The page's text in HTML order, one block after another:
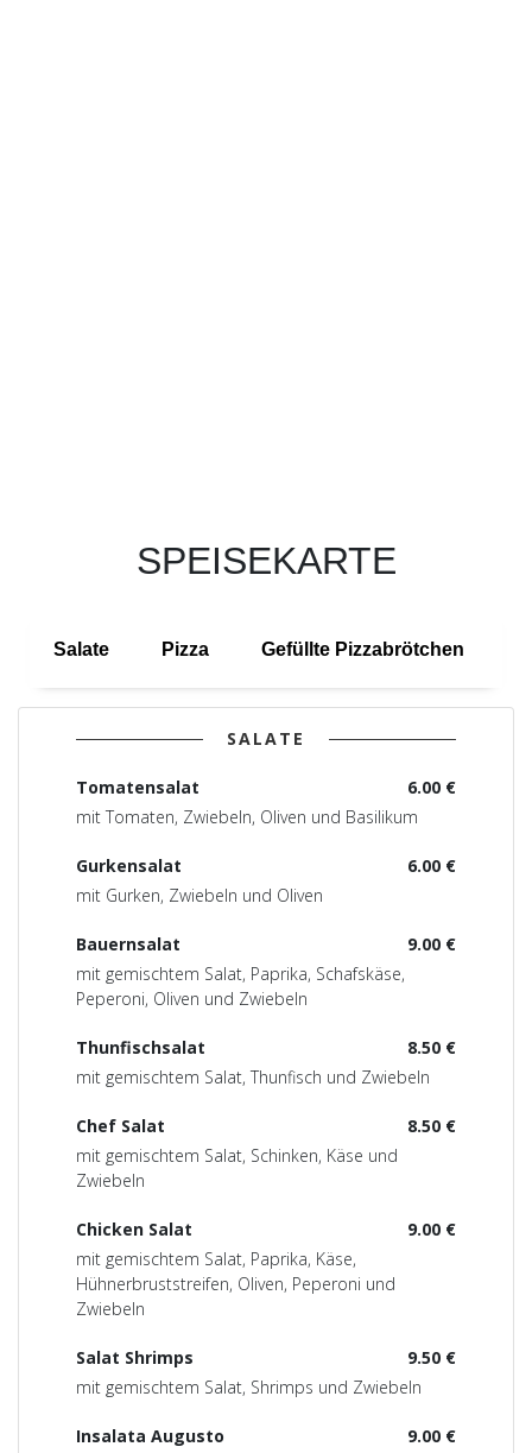
SPEISEKARTE
Salate Pizza Gefüllte Pizzabrötchen
SALATE
6.00 €
Tomatensalat
mit Tomaten, Zwiebeln, Oliven und Basilikum
6.00 €
Gurkensalat
mit Gurken, Zwiebeln und Oliven
9.00 €
Bauernsalat
mit gemischtem Salat, Paprika, Schafskäse,
Peperoni, Oliven und Zwiebeln
8.50 €
Thunfischsalat
mit gemischtem Salat, Thunfisch und Zwiebeln
8.50 €
Chef Salat
mit gemischtem Salat, Schinken, Käse und
Zwiebeln
9.00 €
Chicken Salat
mit gemischtem Salat, Paprika, Käse,
Hühnerbruststreifen, Oliven, Peperoni und
Zwiebeln
9.50 €
Salat Shrimps
mit gemischtem Salat, Shrimps und Zwiebeln
9.00 €
Insalata Augusto